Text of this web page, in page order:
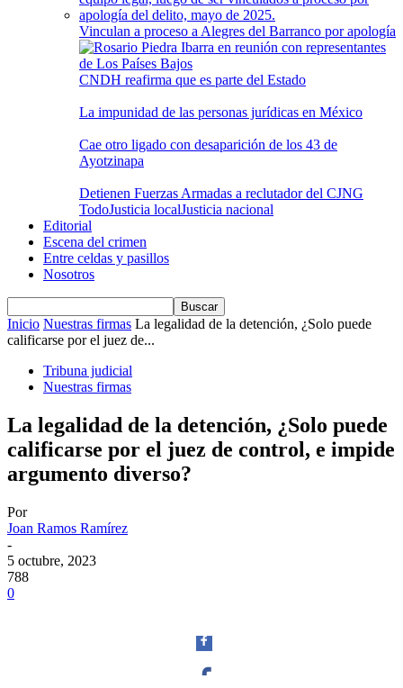
Vinculan a proceso a Alegres del Barranco por apología
CNDH reafirma que es parte del Estado
La impunidad de las personas jurídicas en México
Cae otro ligado con desaparición de los 43 de
Ayotzinapa
Detienen Fuerzas Armadas a reclutador del CJNG
TodoJusticia localJusticia nacional
Editorial
Escena del crimen
Entre celdas y pasillos
Nosotros
Inicio Nuestras firmas La legalidad de la detención, ¿Solo puede
calificarse por el juez de...
Tribuna judicial
Nuestras firmas
La legalidad de la detención, ¿Solo puede
calificarse por el juez de control, e impide
argumento diverso?
Por
Joan Ramos Ramírez
-
5 octubre, 2023
788
0